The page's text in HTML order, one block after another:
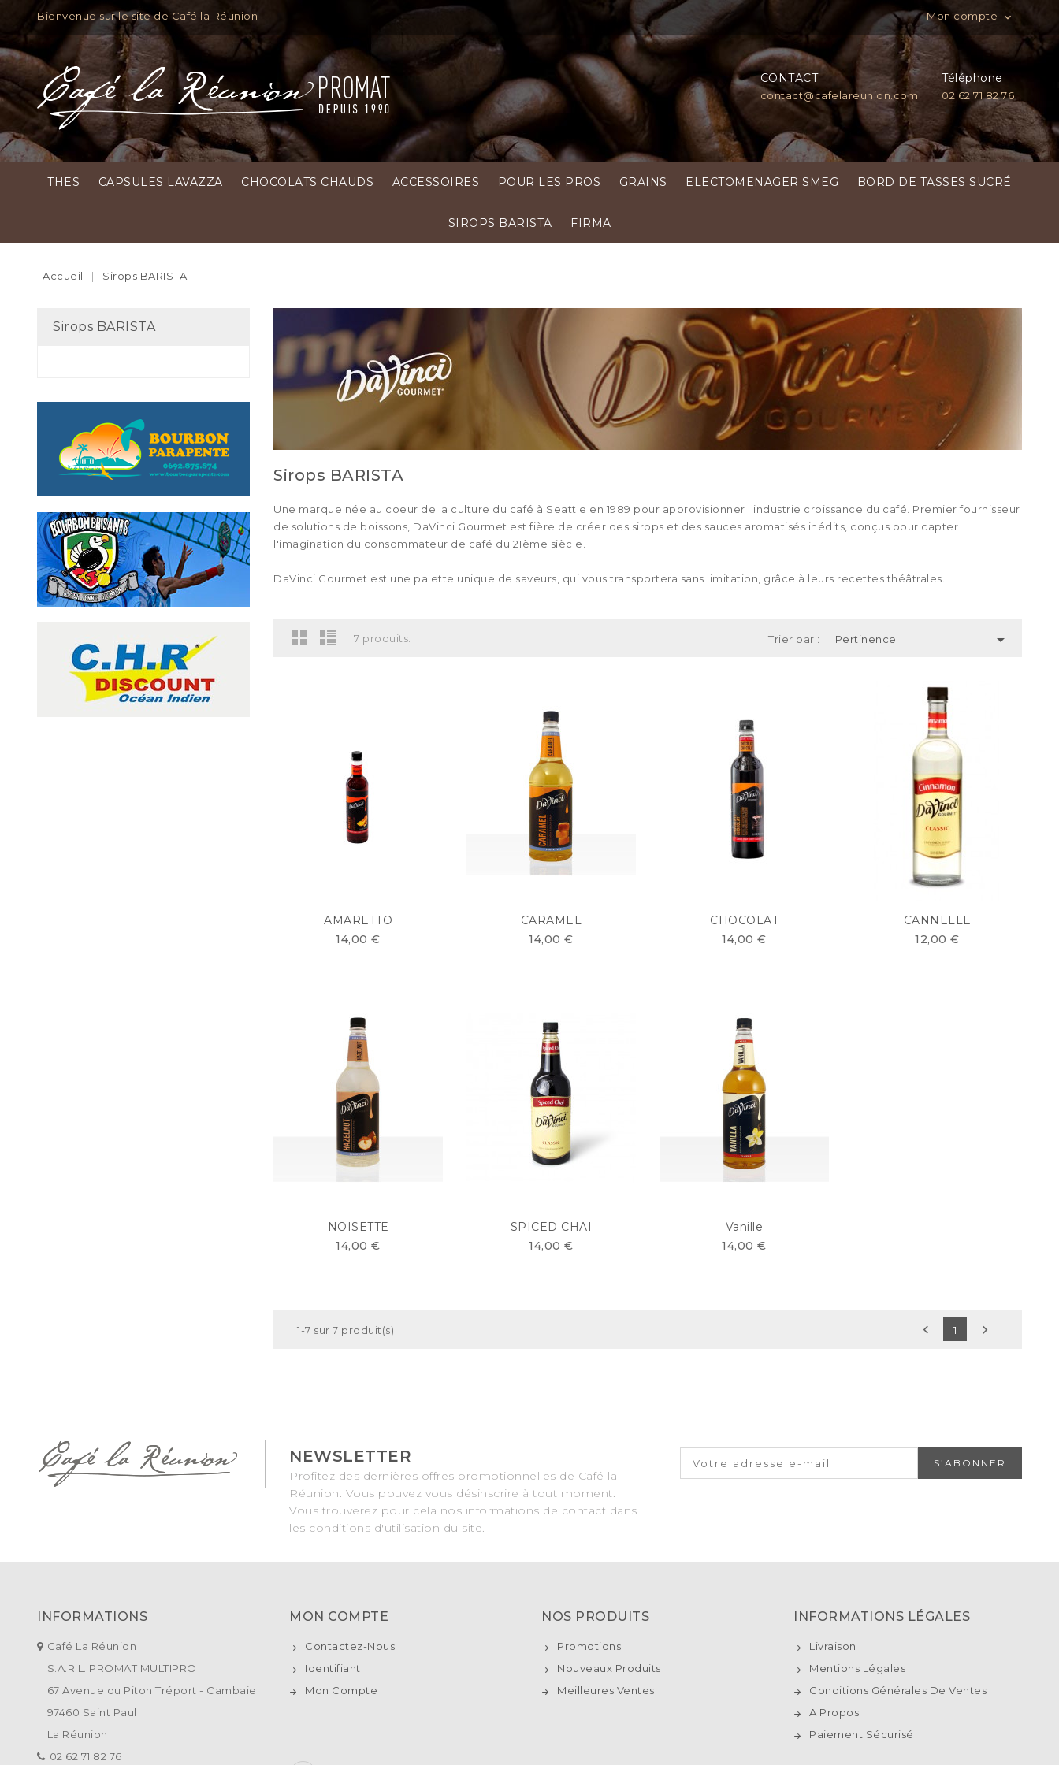
Bienvenue sur le site de Café la Réunion Mon compte 
CONTACT
contact@cafelareunion.com
Téléphone
02 62 71 82 76
THES CAPSULES LAVAZZA CHOCOLATS CHAUDS ACCESSOIRES POUR LES PROS GRAINS ELECTOMENAGER SMEG BORD DE TASSES SUCRÉ
SIROPS BARISTA FIRMA
Accueil Sirops BARISTA
Sirops BARISTA
Sirops BARISTA
Une marque née au coeur de la culture du café à Seattle en 1989 pour approvisionner l'industrie croissance du café. Premier fournisseur
de solutions de boissons, DaVinci Gourmet est fière de créer des sirops et des sauces aromatisés inédits, conçus pour capter
l'imagination du consommateur de café du 21ème siècle.
DaVinci Gourmet est une palette unique de saveurs, qui vous transportera sans limitation, grâce à leurs recettes théâtrales.
7 produits. Trier par : Pertinence 
AMARETTO
14,00 €
CARAMEL
14,00 €
CHOCOLAT
14,00 €
CANNELLE
12,00 €
NOISETTE
14,00 €
SPICED CHAI
14,00 €
Vanille
14,00 €
1-7 sur 7 produit(s)  1 
NEWSLETTER
Profitez des dernières offres promotionnelles de Café la
Réunion. Vous pouvez vous désinscrire à tout moment.
Vous trouverez pour cela nos informations de contact dans
les conditions d'utilisation du site.
INFORMATIONS
Café La Réunion
S.A.R.L. PROMAT MULTIPRO
67 Avenue du Piton Tréport - Cambaie
97460 Saint Paul
La Réunion
02 62 71 82 76
MON COMPTE
Contactez-Nous
Identifiant
Mon Compte
NOS PRODUITS
Promotions
Nouveaux Produits
Meilleures Ventes
INFORMATIONS LÉGALES
Livraison
Mentions Légales
Conditions Générales De Ventes
A Propos
Paiement Sécurisé